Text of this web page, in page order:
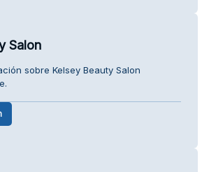
Salon
sobre Kelsey Beauty Salon